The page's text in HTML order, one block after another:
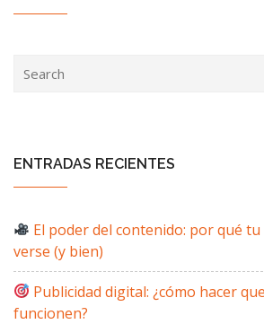
ENTRADAS RECIENTES
El poder del contenido: por qué tu
verse (y bien)
Publicidad digital: ¿cómo hacer
funcionen?